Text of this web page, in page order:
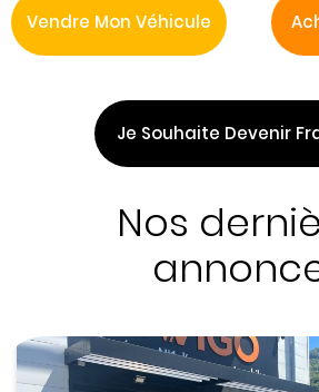
Vendre Mon Véhicule
Je Souhaite Devenir
Nos